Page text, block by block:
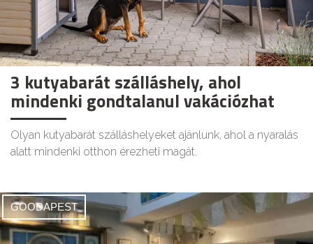
3 kutyabarát szálláshely, ahol
mindenki gondtalanul vakációzhat
Olyan kutyabarát szálláshelyeket ajánlunk, ahol a nyaralás
alatt mindenki otthon érezheti magát.
GOODAPEST